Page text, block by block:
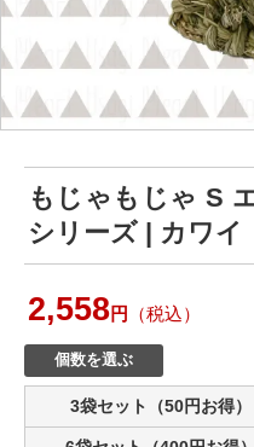
もじゃもじゃ S
シリーズ | カワイ
2,558円 （税込）
個数を選ぶ
3袋セット（50円お得）